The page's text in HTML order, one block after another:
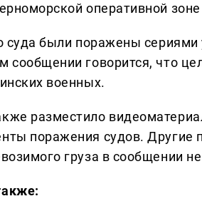
оперативной
суда были поражены
сообщении говорится, что
военных.
разместило
поражения судов. Другие
груза в сообщении